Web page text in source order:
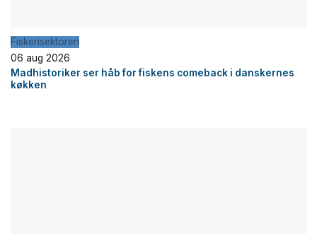
Fiskerisektoren
06 aug 2026
Madhistoriker ser håb for fiskens comeback i danskernes
køkken